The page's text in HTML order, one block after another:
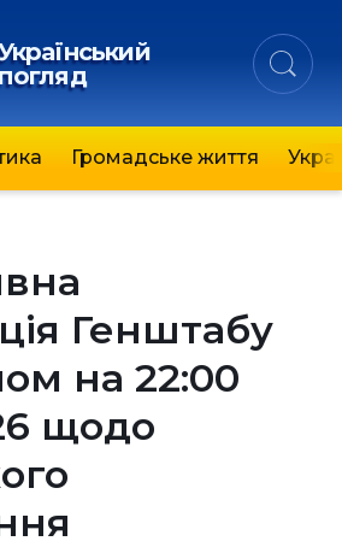
Громадське життя
Генштабу
на 22:00
щодо